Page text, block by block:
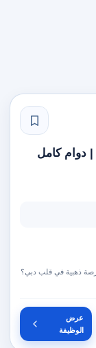
دوام كامل
ذهبية في قلب دبي؟
عرض
الوظيفة